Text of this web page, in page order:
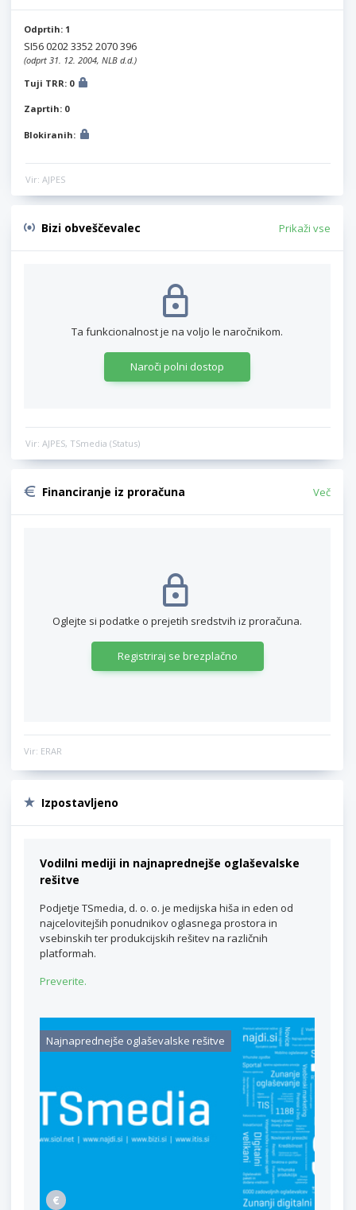
Odprtih: 1
SI56 0202 3352 2070 396
(odprt 31. 12. 2004, NLB d.d.)
Tuji TRR: 0
Zaprtih: 0
Blokiranih:
Vir: AJPES
Bizi obveščevalec Prikaži vse
Ta funkcionalnost je na voljo le naročnikom.
Naroči polni dostop
Vir: AJPES, TSmedia (Status)
Financiranje iz proračuna Več
Oglejte si podatke o prejetih sredstvih iz proračuna.
Registriraj se brezplačno
Vir: ERAR
Izpostavljeno
Vodilni mediji in najnaprednejše oglaševalske
rešitve
Podjetje TSmedia, d. o. o. je medijska hiša in eden od
najcelovitejših ponudnikov oglasnega prostora in
vsebinskih ter produkcijskih rešitev na različnih
platformah.
Preverite.
Najnaprednejše oglaševalske rešitve